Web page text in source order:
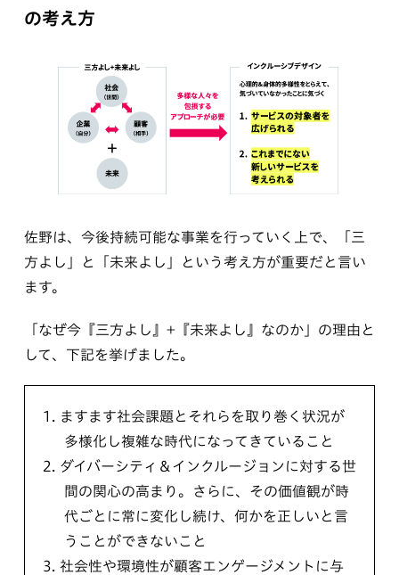
の考え方
佐野は、今後持続可能な事業を行っていく上で、「三
方よし」と「未来よし」という考え方が重要だと言い
ます。
「なぜ今『三方よし』+『未来よし』なのか」の理由と
して、下記を挙げました。
1.
ますます社会課題とそれらを取り巻く状況が
多様化し複雑な時代になってきていること
2.
ダイバーシティ＆インクルージョンに対する世
間の関心の高まり。さらに、その価値観が時
代ごとに常に変化し続け、何かを正しいと言
うことができないこと
3.
社会性や環境性が顧客エンゲージメントに与